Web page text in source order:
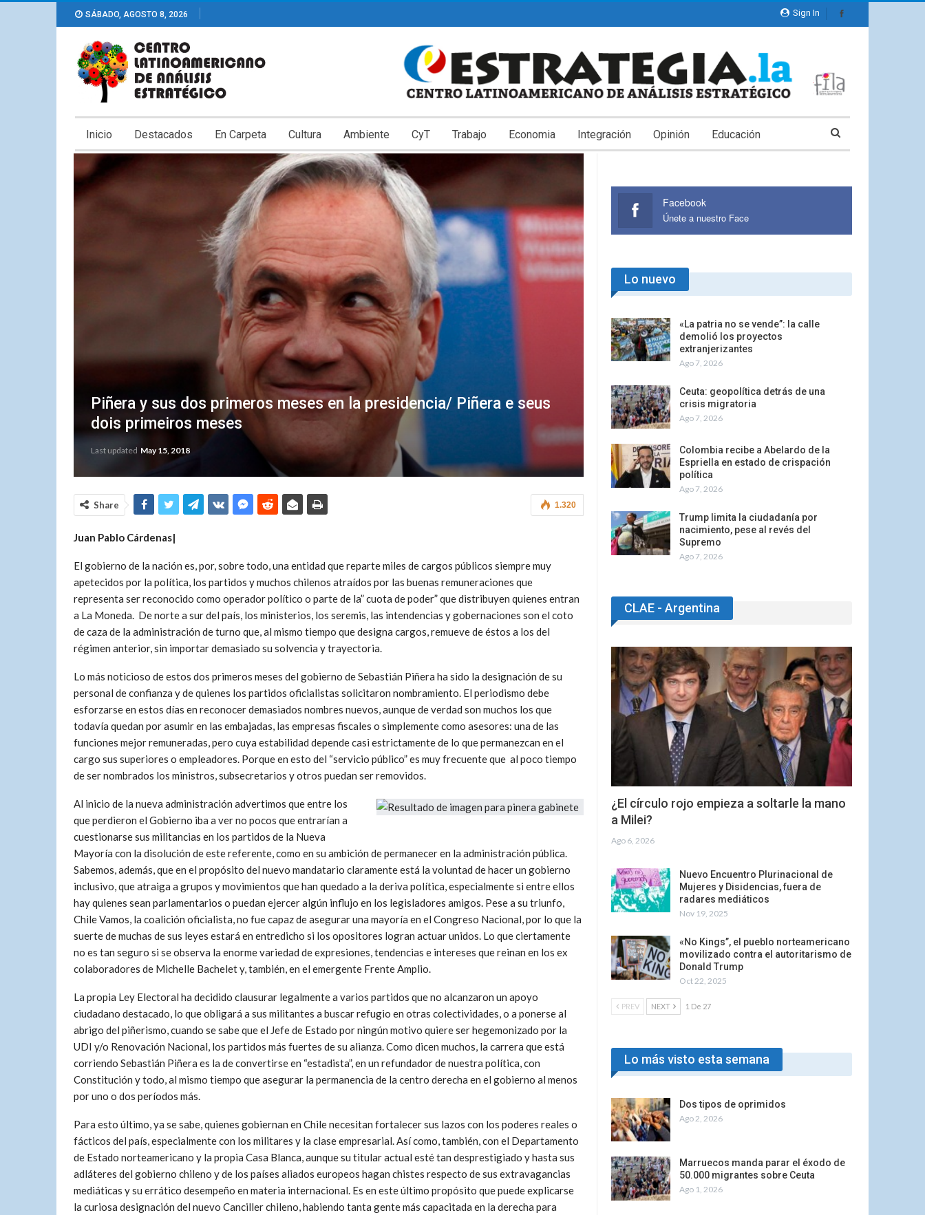
Sign In
SÁBADO, AGOSTO 8, 2026
Inicio Destacados En Carpeta Cultura Ambiente CyT Trabajo Economia Integración Opinión Educación
Piñera y sus dos primeros meses en la presidencia/ Piñera e seus
dois primeiros meses
Last updated May 15, 2018
1.320
Share
Juan Pablo Cárdenas|
El gobierno de la nación es, por, sobre todo, una entidad que reparte miles de cargos públicos siempre muy
apetecidos por la política, los partidos y muchos chilenos atraídos por las buenas remuneraciones que
representa ser reconocido como operador político o parte de la” cuota de poder” que distribuyen quienes entran
a La Moneda. De norte a sur del país, los ministerios, los seremis, las intendencias y gobernaciones son el coto
de caza de la administración de turno que, al mismo tiempo que designa cargos, remueve de éstos a los del
régimen anterior, sin importar demasiado su solvencia y trayectoria.
Lo más noticioso de estos dos primeros meses del gobierno de Sebastián Piñera ha sido la designación de su
personal de confianza y de quienes los partidos oficialistas solicitaron nombramiento. El periodismo debe
esforzarse en estos días en reconocer demasiados nombres nuevos, aunque de verdad son muchos los que
todavía quedan por asumir en las embajadas, las empresas fiscales o simplemente como asesores: una de las
funciones mejor remuneradas, pero cuya estabilidad depende casi estrictamente de lo que permanezcan en el
cargo sus superiores o empleadores. Porque en esto del “servicio público” es muy frecuente que al poco tiempo
de ser nombrados los ministros, subsecretarios y otros puedan ser removidos.
Al inicio de la nueva administración advertimos que entre los
que perdieron el Gobierno iba a ver no pocos que entrarían a
cuestionarse sus militancias en los partidos de la Nueva
Mayoría con la disolución de este referente, como en su ambición de permanecer en la administración pública.
Sabemos, además, que en el propósito del nuevo mandatario claramente está la voluntad de hacer un gobierno
inclusivo, que atraiga a grupos y movimientos que han quedado a la deriva política, especialmente si entre ellos
hay quienes sean parlamentarios o puedan ejercer algún influjo en los legisladores amigos. Pese a su triunfo,
Chile Vamos, la coalición oficialista, no fue capaz de asegurar una mayoría en el Congreso Nacional, por lo que la
suerte de muchas de sus leyes estará en entredicho si los opositores logran actuar unidos. Lo que ciertamente
no es tan seguro si se observa la enorme variedad de expresiones, tendencias e intereses que reinan en los ex
colaboradores de Michelle Bachelet y, también, en el emergente Frente Amplio.
La propia Ley Electoral ha decidido clausurar legalmente a varios partidos que no alcanzaron un apoyo
ciudadano destacado, lo que obligará a sus militantes a buscar refugio en otras colectividades, o a ponerse al
abrigo del piñerismo, cuando se sabe que el Jefe de Estado por ningún motivo quiere ser hegemonizado por la
UDI y/o Renovación Nacional, los partidos más fuertes de su alianza. Como dicen muchos, la carrera que está
corriendo Sebastián Piñera es la de convertirse en “estadista”, en un refundador de nuestra política, con
Constitución y todo, al mismo tiempo que asegurar la permanencia de la centro derecha en el gobierno al menos
por uno o dos períodos más.
Para esto último, ya se sabe, quienes gobiernan en Chile necesitan fortalecer sus lazos con los poderes reales o
fácticos del país, especialmente con los militares y la clase empresarial. Así como, también, con el Departamento
de Estado norteamericano y la propia Casa Blanca, aunque su titular actual esté tan desprestigiado y hasta sus
adláteres del gobierno chileno y de los países aliados europeos hagan chistes respecto de sus extravagancias
mediáticas y su errático desempeño en materia internacional. Es en este último propósito que puede explicarse
la curiosa designación del nuevo Canciller chileno, habiendo tanta gente más capacitada en la derecha para
Facebook
Únete a nuestro Face
Lo nuevo
«La patria no se vende”: la calle
demolió los proyectos
extranjerizantes
Ago 7, 2026
Ceuta: geopolítica detrás de una
crisis migratoria
Ago 7, 2026
Colombia recibe a Abelardo de la
Espriella en estado de crispación
política
Ago 7, 2026
Trump limita la ciudadanía por
nacimiento, pese al revés del
Supremo
Ago 7, 2026
CLAE - Argentina
¿El círculo rojo empieza a soltarle la mano
a Milei?
Ago 6, 2026
Nuevo Encuentro Plurinacional de
Mujeres y Disidencias, fuera de
radares mediáticos
Nov 19, 2025
«No Kings”, el pueblo norteamericano
movilizado contra el autoritarismo de
Donald Trump
Oct 22, 2025
PREV NEXT 1 De 27
Lo más visto esta semana
Dos tipos de oprimidos
Ago 2, 2026
Marruecos manda parar el éxodo de
50.000 migrantes sobre Ceuta
Ago 1, 2026